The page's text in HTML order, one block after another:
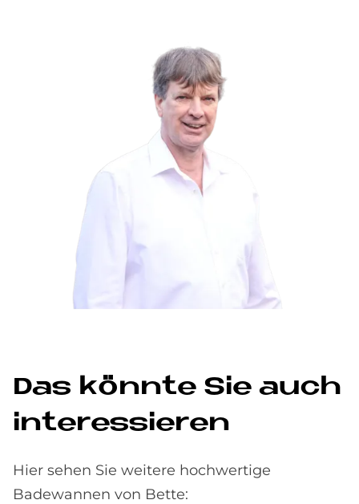
Das könn­te Sie auch
in­ter­es­sie­ren
Hier sehen Sie weitere hochwertige
Badewannen von Bette: